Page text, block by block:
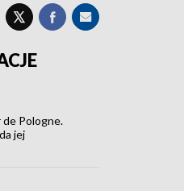
de Pologne.
jej